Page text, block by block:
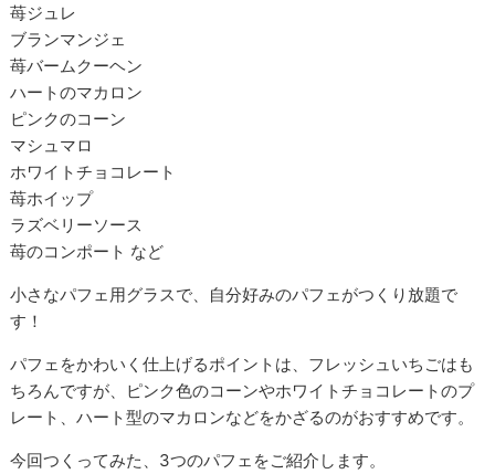
苺ジュレ
ブランマンジェ
苺バームクーヘン
ハートのマカロン
ピンクのコーン
マシュマロ
ホワイトチョコレート
苺ホイップ
ラズベリーソース
苺のコンポート など
小さなパフェ用グラスで、自分好みのパフェがつくり放題で
す！
パフェをかわいく仕上げるポイントは、フレッシュいちごはも
ちろんですが、ピンク色のコーンやホワイトチョコレートのプ
レート、ハート型のマカロンなどをかざるのがおすすめです。
今回つくってみた、3つのパフェをご紹介します。